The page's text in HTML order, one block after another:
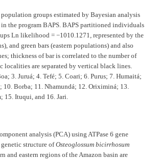
groups estimated by Bayesian analysis
the program BAPS. BAPS partitioned individuals
Ln likelihood = −1010.1271, represented by the
and green bars (eastern populations) and also
thickness of bar is correlated to the number of
localities are separated by vertical black lines.
3. Juruá; 4. Tefé; 5. Coari; 6. Purus; 7. Humaitá;
10. Borba; 11. Nhamundá; 12. Oriximiná; 13.
15. Ituqui, and 16. Jari.
analysis (PCA) using ATPase 6 gene
structure ofOsteoglossum bicirrhosum
and eastern regions of the Amazon basin are